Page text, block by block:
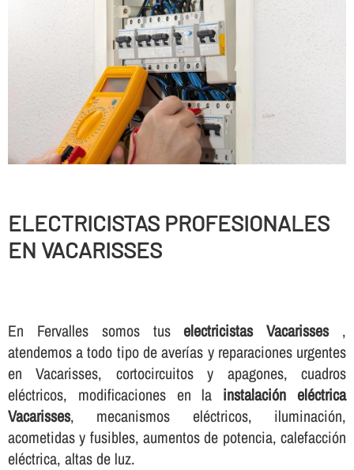
ELECTRICISTAS PROFESIONALES
EN VACARISSES
En Fervalles somos tuselectricistas Vacarisses,
atendemos a todo tipo de averí­as y reparaciones urgentes
en Vacarisses, cortocircuitos y apagones, cuadros
eléctricos, modificaciones en la instalación eléctrica
Vacarisses, mecanismos eléctricos, iluminación,
acometidas y fusibles, aumentos de potencia, calefacción
eléctrica, altas de luz.